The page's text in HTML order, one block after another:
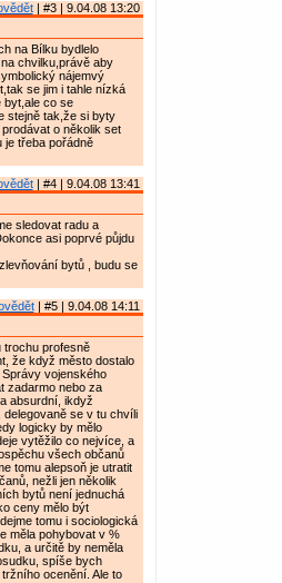
| #3 | 9.04.08 13:20
na Bílku bydlelo
chvilku,právě aby
nájemvý
se jim i tahle nízká
byt,ale co se
stejně tak,že si byty
o několik set
je třeba pořádně
| #4 | 9.04.08 13:41
sledovat radu a
asi poprvé půjdu
bytů , budu se
| #5 | 9.04.08 14:11
trochu profesně
že když město dostalo
vojenského
zadarmo nebo za
absurdní, ikdyž
se v tu chvíli
logicky by mělo
vytěžilo co nejvíce, a
všech občanů
tomu alepsoň je utratit
nežli jen několik
bytů není jednuchá
ceny mělo být
tomu i sociologická
měla pohybovat v %
a určitě by neměla
spíše bych
ocenění. Ale to